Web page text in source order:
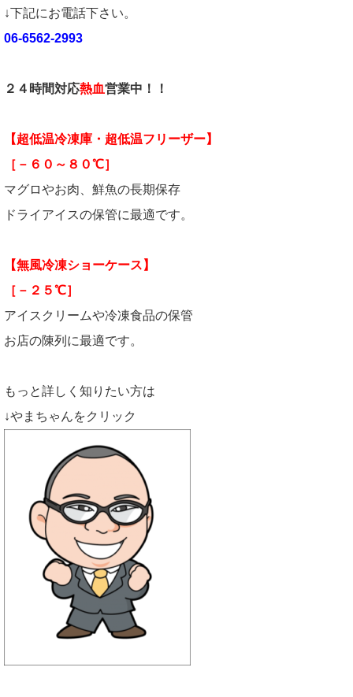
↓下記にお電話下さい。
06-6562-2993
２４時間対応熱血営業中！！
【超低温冷凍庫・超低温フリーザー】
［－６０～８０℃］
マグロやお肉、鮮魚の長期保存
ドライアイスの保管に最適です。
【無風冷凍ショーケース】
［－２５℃］
アイスクリームや冷凍食品の保管
お店の陳列に最適です。
もっと詳しく知りたい方は
↓やまちゃんをクリック